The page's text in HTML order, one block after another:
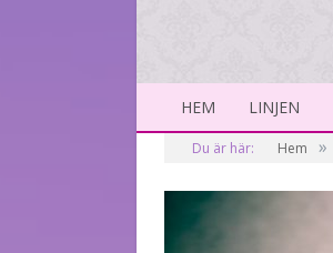
HEM LINJEN
Du är här: Hem »